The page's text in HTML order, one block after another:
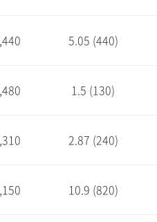
5.05 (440)
1.5 (130)
2.87 (240)
10.9 (820)